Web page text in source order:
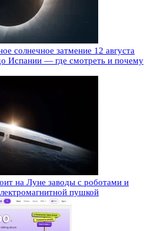
солнечное затмение 12 августа
Испании — где смотреть и почему
на Луне заводы с роботами и
пушкой